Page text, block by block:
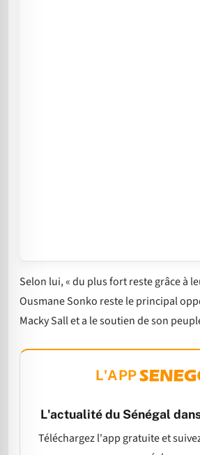
Selon lui, « du plus fort reste grâce à
Ousmane Sonko reste le principal
Macky Sall et a le soutien de son
L'APP
L'actualité du Sénégal
Téléchargez l'app gratuite et